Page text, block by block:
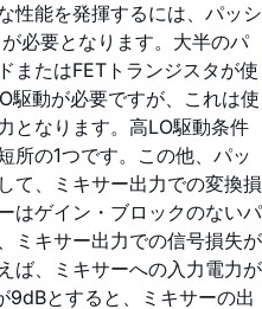
性能を発揮するには、パッシ
必要となります。大半のパ
またはFETトランジスタが使
駆動が必要ですが、これは使
となります。高LO駆動条件
所の1つです。この他、パッ
て、ミキサー出力での変換損
はゲイン・ブロックのないパ
ミキサー出力での信号損失が
ば、ミキサーへの入力電力が
9dBとすると、ミキサーの出